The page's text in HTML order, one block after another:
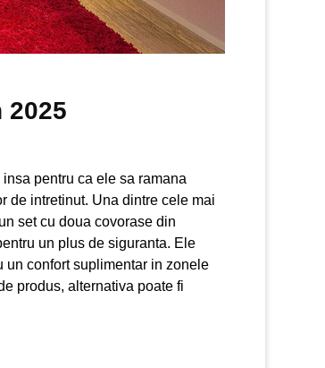
2025
pentru ca ele sa ramana
de intretinut. Una dintre cele mai
set cu doua covorase din
un plus de siguranta. Ele
un confort suplimentar in zonele
produs, alternativa poate fi